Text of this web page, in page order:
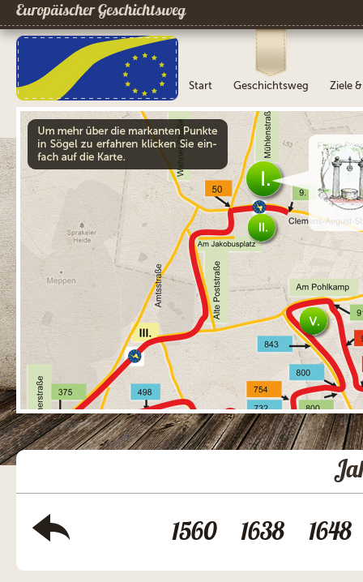
Europäischer Geschichtsweg
Start Geschichtsweg Ziele
1560 1638 1648